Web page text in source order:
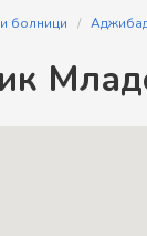
болници